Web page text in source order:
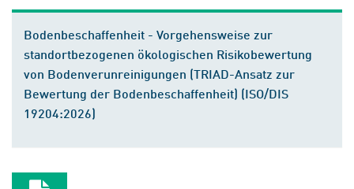
Bodenbeschaffenheit - Vorgehensweise zur
standortbezogenen ökologischen Risikobewertung
von Bodenverunreinigungen (TRIAD-Ansatz zur
Bewertung der Bodenbeschaffenheit) (ISO/DIS
19204:2026)